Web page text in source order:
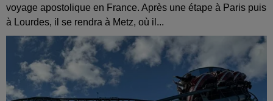
voyage apostolique en France. Après une étape à Paris puis
à Lourdes, il se rendra à Metz, où il...